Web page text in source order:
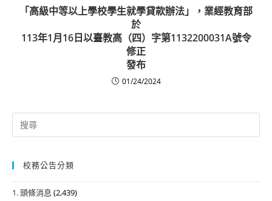
「高級中等以上學校學生就學貸款辦法」，業經教育部
於
113年1月16日以臺教高（四）字第1132200031A號令
修正
發布
01/24/2024
Search
for:
校務公告分類
1. 頭條消息 (2,439)